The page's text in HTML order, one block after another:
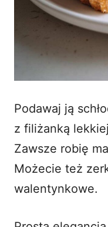
Podawaj ją
z filiżanką
Zawsze robię
Możecie też
walentynkowe.